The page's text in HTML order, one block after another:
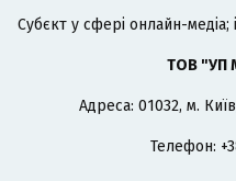
Cубєкт у сфері онлайн-
ТОВ "УП
Адреса: 01032, м.
Телефон: